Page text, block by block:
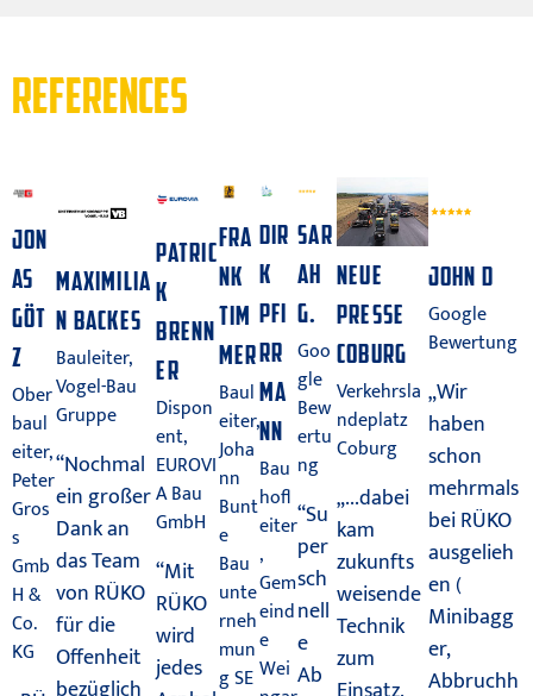
REFERENCES
JON
AS
GÖT
Z
Ober
baul
eiter,
Peter
Gros
s
Gmb
H &
Co.
KG
MAXIMILIA
N BACKES
Bauleiter,
Vogel-Bau
Gruppe
“Nochmal
ein großer
Dank an
das Team
von RÜKO
für die
Offenheit
PATRIC
K
BRENN
ER
Dispon
ent,
EUROVI
A Bau
GmbH
“Mit
RÜKO
wird
jedes
FRA
NK
TIM
MER
Baul
eiter,
Joha
nn
Bunt
e
Bau
unte
rneh
mun
g SE
DIR
K
PFI
RR
MA
NN
Bau
hofl
eiter
,
Gem
eind
e
Wei
SAR
AH
G.
Goo
gle
Bew
ertu
ng
“Su
per
sch
nell
e
Ab
NEUE
PRESSE
COBURG
Verkehrsla
ndeplatz
Coburg
„...dabei
kam
zukunfts
weisende
Technik
zum
JOHN D
Google
Bewertung
„Wir
haben
schon
mehrmals
bei RÜKO
ausgelieh
en (
Minibagg
er,
Abbruchh